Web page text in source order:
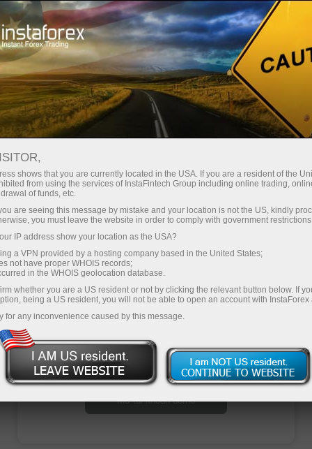
Dành cho người mới bắt đầu Đào tạo
Khóa đào tạo InstaForex cho
Bạn vừa mới đi sâu vào thế giới ngoại hối? Đừng
bỏ lỡ ưu đãi của chúng tôi! Mở tài khoản giao dịch
trực tiếp và nắm bắt cơ hội tải xuống khóa đào tạo
dành cho người mới bắt đầu do các chuyên gia
InstaForex chuẩn bị.
Mở tài khoản giao dịch
Mở tài khoản demo
shows that you are currently located in the USA. If you are a resident of the
from using the services of InstaFintech Group including online trading,
of funds, etc.
are seeing this message by mistake and your location is not the US, kindly
you must leave the website in order to comply with government
IP address show your location as the USA?
a VPN provided by a hosting company based in the United States;
not have proper WHOIS records;
in the WHOIS geolocation database.
whether you are a US resident or not by clicking the relevant button below. If
being a US resident, you will not be able to open an account with InstaForex
for any inconvenience caused by this message.